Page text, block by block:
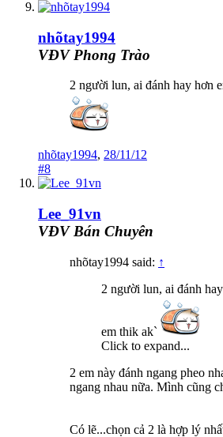
nhõtay1994
VĐV Phong Trào
2 người lun, ai đánh hay hơn
nhõtay1994, 28/11/12
#8
Lee_91vn
VĐV Bán Chuyên
nhõtay1994 said: ↑
2 người lun, ai đánh
em thik ak`
Click to expand...
2 em này đánh ngang pheo
ngang nhau nữa. Mình cũng
Có lẽ...chọn cả 2 là hợp lý